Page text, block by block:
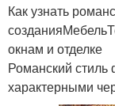
Как узнать
окнам и отделке
Романский стиль
характерными